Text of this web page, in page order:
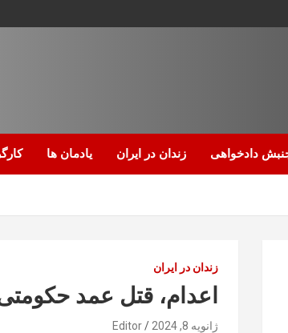
دادخواهی زندان در ایران یادمان ها
زندان در ایران
اعدام، قتل عمد
ژانویه 8, 2024 Editor